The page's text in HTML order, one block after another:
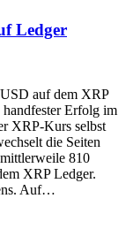
Ledger
auf dem XRP
Erfolg im
XRP-Kurs selbst
die Seiten
810
XRP Ledger.
Auf…